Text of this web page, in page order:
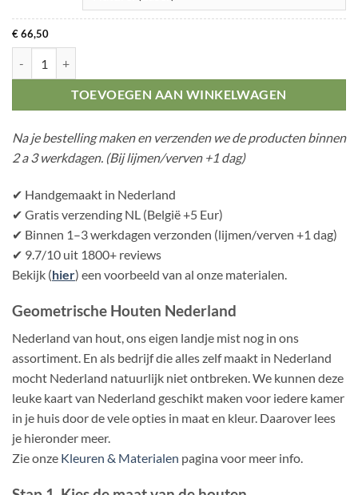
€66,50
TOEVOEGEN AAN WINKELWAGEN
Na je bestelling maken en verzenden we de producten binnen
2 a 3 werkdagen. (Bij lijmen/verven +1 dag)
✔ Handgemaakt in Nederland
✔ Gratis verzending NL (België +5 Eur)
✔ Binnen 1–3 werkdagen verzonden (lijmen/verven +1 dag)
✔ 9.7/10 uit 1800+ reviews
Bekijk (hier) een voorbeeld van al onze materialen.
Geometrische Houten Nederland
Nederland van hout, ons eigen landje mist nog in ons
assortiment. En als bedrijf die alles zelf maakt in Nederland
mocht Nederland natuurlijk niet ontbreken. We kunnen deze
leuke kaart van Nederland geschikt maken voor iedere kamer
in je huis door de vele opties in maat en kleur. Daarover lees
je hieronder meer.
Zie onze Kleuren & Materialen pagina voor meer info.